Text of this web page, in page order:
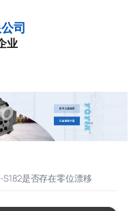
司
业
是否存在零位漂移